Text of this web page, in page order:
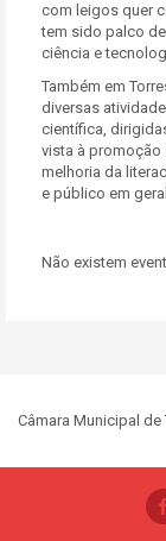
com leigos quer
tem sido palco
ciência e
Também em
diversas
científica,
vista à promoção
melhoria da
e público em
Não existem
Câmara Municipal de